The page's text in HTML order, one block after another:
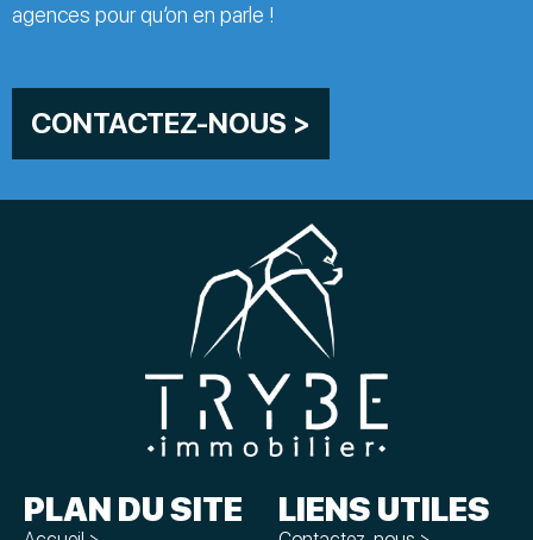
agences pour qu’on en parle !
CONTACTEZ-NOUS >
PLAN DU SITE LIENS UTILES